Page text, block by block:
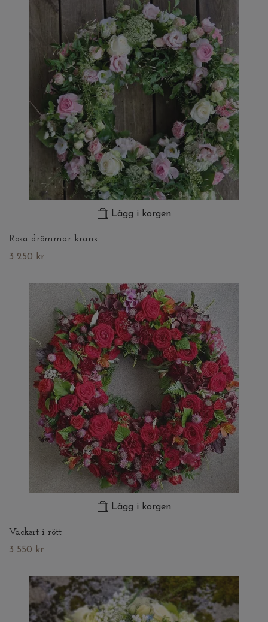
Lägg i korgen
Rosa drömmar krans
3 250 kr
Lägg i korgen
Vackert i rött
3 550 kr